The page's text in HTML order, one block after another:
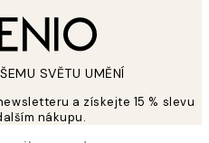
SVĚTU UMĚNÍ
a získejte 15 % slevu
nákupu.